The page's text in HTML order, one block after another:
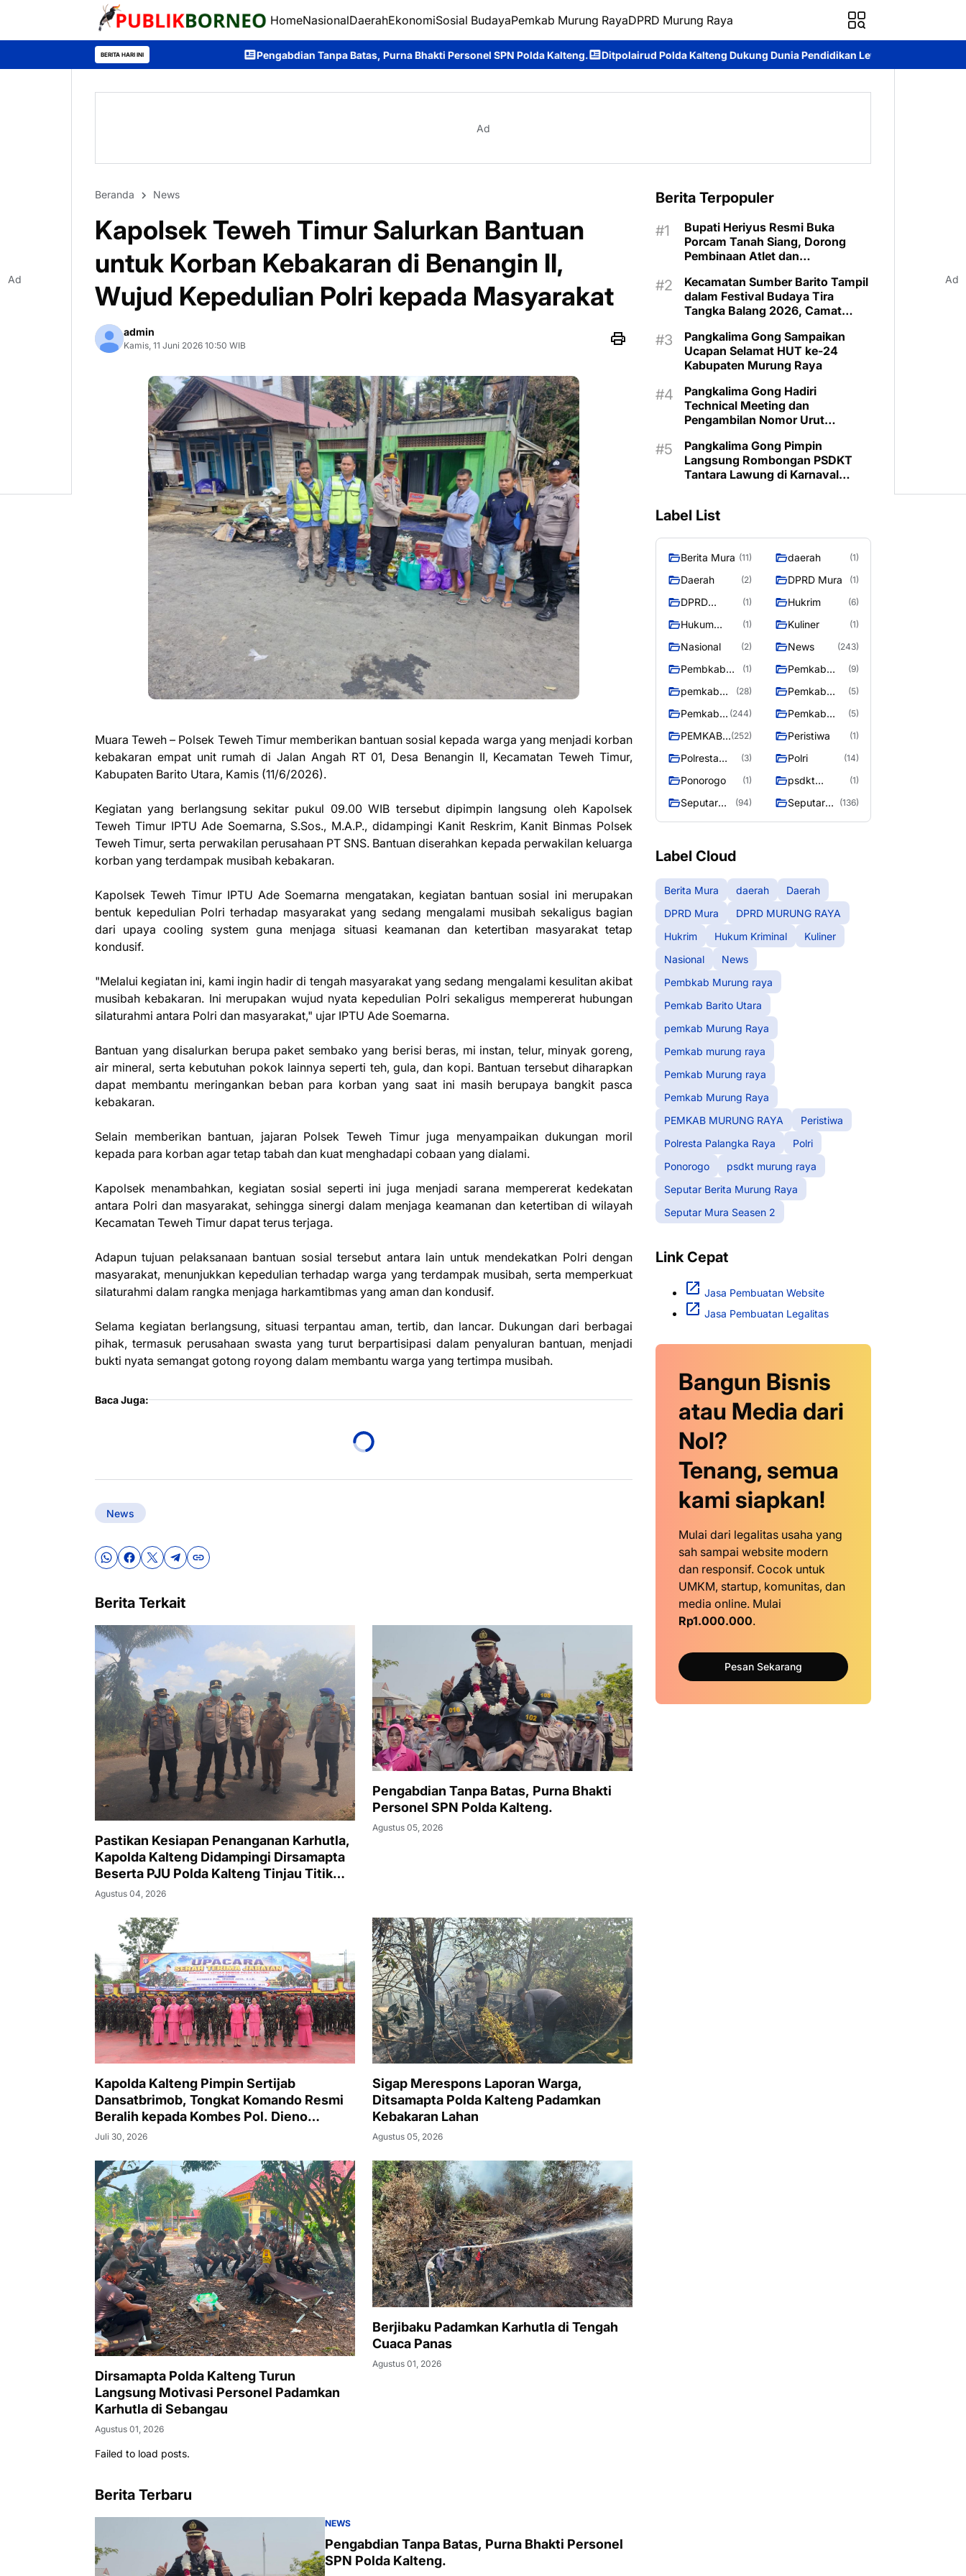
HomeNasionalDaerahEkonomiSosial BudayaPemkab Murung RayaDPRD Murung Raya
BERITA HARI INI
Pengabdian Tanpa Batas, Purna Bhakti Personel SPN Polda Kalteng. Ditpolairud Polda Kalteng Dukung Dunia Pendidikan Lewat Kapal Melek Huruf KP XVIII-1002 Di Pegatan
Ad
Beranda News
Kapolsek Teweh Timur Salurkan Bantuan
untuk Korban Kebakaran di Benangin II,
Wujud Kepedulian Polri kepada Masyarakat
admin
Kamis, 11 Juni 2026 10:50 WIB
Muara Teweh – Polsek Teweh Timur memberikan bantuan sosial kepada warga yang menjadi korban
kebakaran empat unit rumah di Jalan Angah RT 01, Desa Benangin II, Kecamatan Teweh Timur,
Kabupaten Barito Utara, Kamis (11/6/2026).
Kegiatan yang berlangsung sekitar pukul 09.00 WIB tersebut dipimpin langsung oleh Kapolsek
Teweh Timur IPTU Ade Soemarna, S.Sos., M.A.P., didampingi Kanit Reskrim, Kanit Binmas Polsek
Teweh Timur, serta perwakilan perusahaan PT SNS. Bantuan diserahkan kepada perwakilan keluarga
korban yang terdampak musibah kebakaran.
Kapolsek Teweh Timur IPTU Ade Soemarna mengatakan, kegiatan bantuan sosial ini merupakan
bentuk kepedulian Polri terhadap masyarakat yang sedang mengalami musibah sekaligus bagian
dari upaya cooling system guna menjaga situasi keamanan dan ketertiban masyarakat tetap
kondusif.
"Melalui kegiatan ini, kami ingin hadir di tengah masyarakat yang sedang mengalami kesulitan akibat
musibah kebakaran. Ini merupakan wujud nyata kepedulian Polri sekaligus mempererat hubungan
silaturahmi antara Polri dan masyarakat," ujar IPTU Ade Soemarna.
Bantuan yang disalurkan berupa paket sembako yang berisi beras, mi instan, telur, minyak goreng,
air mineral, serta kebutuhan pokok lainnya seperti teh, gula, dan kopi. Bantuan tersebut diharapkan
dapat membantu meringankan beban para korban yang saat ini masih berupaya bangkit pasca
kebakaran.
Selain memberikan bantuan, jajaran Polsek Teweh Timur juga menyampaikan dukungan moril
kepada para korban agar tetap tabah dan kuat menghadapi cobaan yang dialami.
Kapolsek menambahkan, kegiatan sosial seperti ini juga menjadi sarana mempererat kedekatan
antara Polri dan masyarakat, sehingga sinergi dalam menjaga keamanan dan ketertiban di wilayah
Kecamatan Teweh Timur dapat terus terjaga.
Adapun tujuan pelaksanaan bantuan sosial tersebut antara lain untuk mendekatkan Polri dengan
masyarakat, menunjukkan kepedulian terhadap warga yang terdampak musibah, serta memperkuat
silaturahmi dalam rangka menjaga harkamtibmas yang aman dan kondusif.
Selama kegiatan berlangsung, situasi terpantau aman, tertib, dan lancar. Dukungan dari berbagai
pihak, termasuk perusahaan swasta yang turut berpartisipasi dalam penyaluran bantuan, menjadi
bukti nyata semangat gotong royong dalam membantu warga yang tertimpa musibah.
Baca Juga:
News
Berita Terkait
Pastikan Kesiapan Penanganan Karhutla,
Kapolda Kalteng Didampingi Dirsamapta
Beserta PJU Polda Kalteng Tinjau Titik
Api dan Pos Satgas di Kotawaringin Timur
Agustus 04, 2026
Pengabdian Tanpa Batas, Purna Bhakti
Personel SPN Polda Kalteng.
Agustus 05, 2026
Kapolda Kalteng Pimpin Sertijab
Dansatbrimob, Tongkat Komando Resmi
Beralih kepada Kombes Pol. Dieno
Hendro Widodo
Juli 30, 2026
Sigap Merespons Laporan Warga,
Ditsamapta Polda Kalteng Padamkan
Kebakaran Lahan
Agustus 05, 2026
Dirsamapta Polda Kalteng Turun
Langsung Motivasi Personel Padamkan
Karhutla di Sebangau
Agustus 01, 2026
Berjibaku Padamkan Karhutla di Tengah
Cuaca Panas
Agustus 01, 2026
Failed to load posts.
Berita Terbaru
NEWS
Pengabdian Tanpa Batas, Purna Bhakti Personel
SPN Polda Kalteng.
Berita Terpopuler
Bupati Heriyus Resmi Buka
Porcam Tanah Siang, Dorong
Pembinaan Atlet dan
Kecamatan Sumber Barito Tampil
dalam Festival Budaya Tira
Tangka Balang 2026, Camat
Pangkalima Gong Sampaikan
Ucapan Selamat HUT ke-24
Kabupaten Murung Raya
Pangkalima Gong Hadiri
Technical Meeting dan
Pengambilan Nomor Urut
Balang 2026
Pangkalima Gong Pimpin
Langsung Rombongan PSDKT
Tantara Lawung di Karnaval
Label List
Berita Mura (11) daerah (1)
Daerah (2) DPRD Mura (1)
DPRD
RAYA
(1) Hukrim (6)
Hukum
(1) Kuliner (1)
Nasional (2) News (243)
Pembkab
Murung raya
(1)
Pemkab
(9)
pemkab
Raya
(28)
Pemkab
(5)
Pemkab
raya
(244)
Pemkab
Raya
(5)
PEMKAB
RAYA
(252) Peristiwa (1)
Polresta
Raya
(3) Polri (14)
Ponorogo (1)
psdkt
murung raya
(1)
Seputar
Raya
(94)
Seputar
(136)
Label Cloud
Berita Mura daerah
Daerah
DPRD Mura
DPRD MURUNG RAYA
Hukrim
Hukum Kriminal
Kuliner
Nasional
News
Pembkab Murung raya
Pemkab Barito Utara
pemkab Murung Raya
Pemkab murung raya
Pemkab Murung raya
Pemkab Murung Raya
PEMKAB MURUNG RAYA
Peristiwa
Polresta Palangka Raya
Polri
Ponorogo
psdkt murung raya
Seputar Berita Murung Raya
Seputar Mura Seasen 2
Link Cepat
Jasa Pembuatan Website
Jasa Pembuatan Legalitas
Bangun Bisnis
atau Media dari
Nol?
Tenang, semua
kami siapkan!
Mulai dari legalitas usaha yang
sah sampai website modern
dan responsif. Cocok untuk
UMKM, startup, komunitas, dan
media online. Mulai
Rp1.000.000.
Pesan Sekarang
Ad Ad